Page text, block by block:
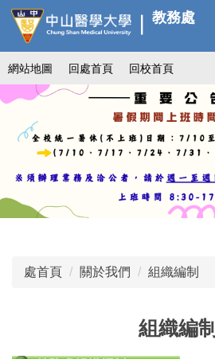
跳
到
主
要
內
容
教務處
網站地圖 回處首頁 回校首頁
處首頁 關於我們 組織編制
組織編制